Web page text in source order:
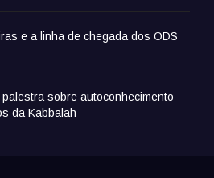
e a linha de chegada dos ODS
sobre autoconhecimento
da Kabbalah